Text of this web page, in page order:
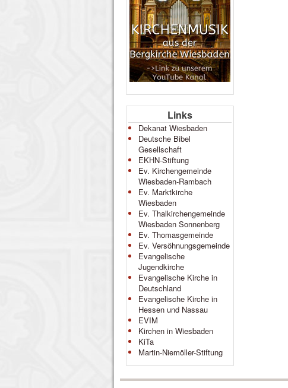
Links
Dekanat Wiesbaden
Deutsche Bibel
Gesellschaft
EKHN-Stiftung
Ev. Kirchengemeinde
Wiesbaden-Rambach
Ev. Marktkirche
Wiesbaden
Ev. Thalkirchengemeinde
Wiesbaden Sonnenberg
Ev. Thomasgemeinde
Ev. Versöhnungsgemeinde
Evangelische
Jugendkirche
Evangelische Kirche in
Deutschland
Evangelische Kirche in
Hessen und Nassau
EVIM
Kirchen in Wiesbaden
KiTa
Martin-Niemöller-Stiftung